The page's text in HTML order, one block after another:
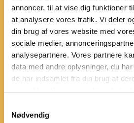
annoncer, til at vise dig funktioner
at analysere vores trafik. Vi deler
din brug af vores website med
sociale medier,
analysepartnere. Vores partnere
data med andre oplysninger, du
de har indsamlet fra din brug af
samtykker til vores cookies, hvis
Nødvendig